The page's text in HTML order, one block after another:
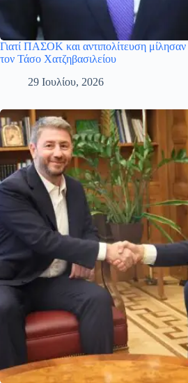
Γιατί ΠΑΣΟΚ και αντιπολίτευση μίλησαν
τον Τάσο Χατζηβασιλείου
29 Ιουλίου, 2026